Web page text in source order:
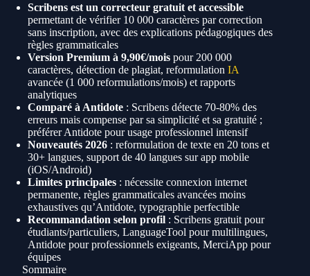
Scribens est un correcteur gratuit et accessible
permettant de vérifier 10 000 caractères par correction
sans inscription, avec des explications pédagogiques des
règles grammaticales
Version Premium à 9,90€/mois pour 200 000
caractères, détection de plagiat, reformulation IA
avancée (1 000 reformulations/mois) et rapports
analytiques
Comparé à Antidote : Scribens détecte 70-80% des
erreurs mais compense par sa simplicité et sa gratuité ;
préférer Antidote pour usage professionnel intensif
Nouveautés 2026 : reformulation de texte en 20 tons et
30+ langues, support de 40 langues sur app mobile
(iOS/Android)
Limites principales : nécessite connexion internet
permanente, règles grammaticales avancées moins
exhaustives qu’Antidote, typographie perfectible
Recommandation selon profil : Scribens gratuit pour
étudiants/particuliers, LanguageTool pour multilingues,
Antidote pour professionnels exigeants, MerciApp pour
équipes
Sommaire